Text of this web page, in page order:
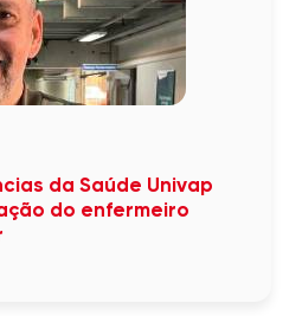
da Saúde Univap
do enfermeiro